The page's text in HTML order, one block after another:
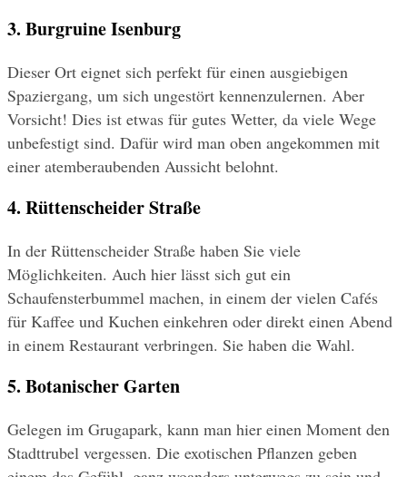
3. Burgruine Isenburg
Dieser Ort eignet sich perfekt für einen ausgiebigen
Spaziergang, um sich ungestört kennenzulernen. Aber
Vorsicht! Dies ist etwas für gutes Wetter, da viele Wege
unbefestigt sind. Dafür wird man oben angekommen mit
einer atemberaubenden Aussicht belohnt.
4. Rüttenscheider Straße
In der Rüttenscheider Straße haben Sie viele
Möglichkeiten. Auch hier lässt sich gut ein
Schaufensterbummel machen, in einem der vielen Cafés
für Kaffee und Kuchen einkehren oder direkt einen Abend
in einem Restaurant verbringen. Sie haben die Wahl.
5. Botanischer Garten
Gelegen im Grugapark, kann man hier einen Moment den
Stadttrubel vergessen. Die exotischen Pflanzen geben